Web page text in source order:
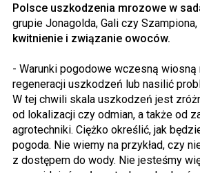
Polsce uszkodzenia mrozowe w
grupie Jonagolda, Gali czy Szampiona,
kwitnienie i związanie owoców.
- Warunki pogodowe wczesną wiosną
regeneracji uszkodzeń lub nasilić
W tej chwili skala uszkodzeń jest
od lokalizacji czy odmian, a także od
agrotechniki. Ciężko określić, jak
pogoda. Nie wiemy na przykład, czy
z dostępem do wody. Nie jesteśmy